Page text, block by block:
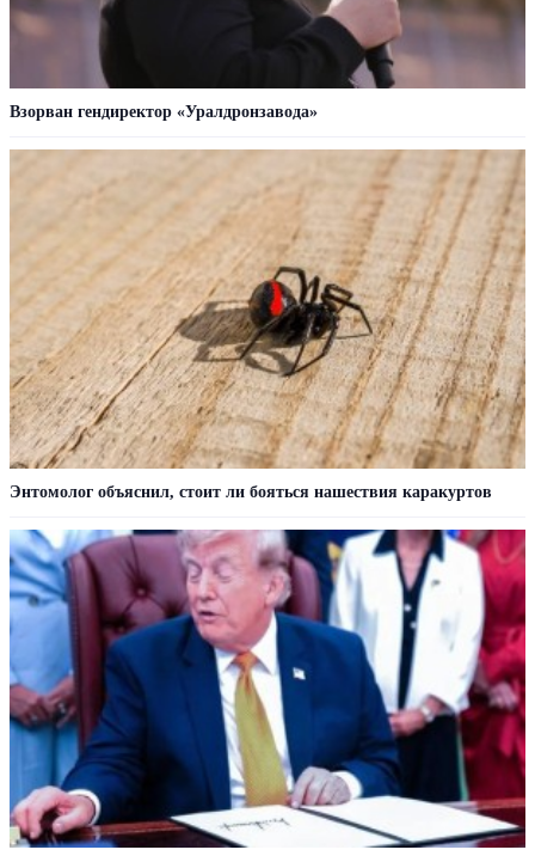
Взорван гендиректор «Уралдронзавода»
Энтомолог объяснил, стоит ли бояться нашествия каракуртов